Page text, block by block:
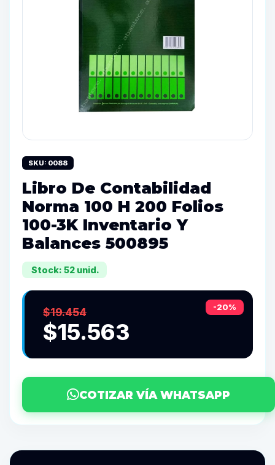
SKU: 0088
Libro De Contabilidad
Norma 100 H 200 Folios
100-3K Inventario Y
Balances 500895
Stock: 52 unid.
-20%
$19.454
$15.563
COTIZAR VÍA WHATSAPP